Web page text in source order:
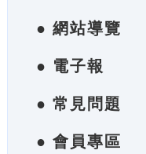
● 網站導覽
● 電子報
● 常見問題
● 會員專區